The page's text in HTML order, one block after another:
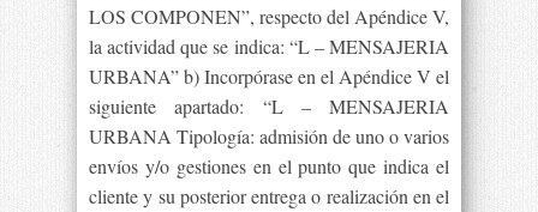
LOS COMPONEN”, respecto del Apéndice V,
la actividad que se indica: “L – MENSAJERIA
URBANA” b) Incorpórase en el Apéndice V el
siguiente apartado: “L – MENSAJERIA
URBANA Tipología: admisión de uno o varios
envíos y/o gestiones en el punto que indica el
cliente y su posterior entrega o realización en el